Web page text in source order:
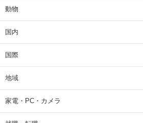
動物
国内
国際
地域
家電・PC・カメラ